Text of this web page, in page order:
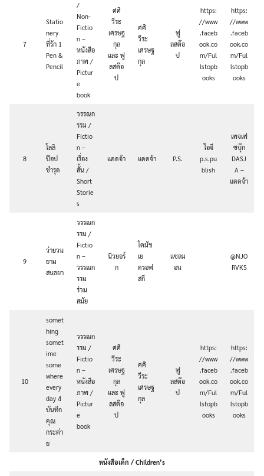
7
Statio
nery
ที่รัก 1
Pen &
Pencil
/
Non-
Fictio
n –
หนังสือ
ภาพ /
Pictur
e
book
ศศิ
วีระ
เศรษฐ
กุล
และ ฟู
ลสต๊อ
ป
ศศิ
วีระ
เศรษฐ
กุล
ฟู
ลสต๊อ
ป
https:
//www
.faceb
ook.co
m/Ful
lstopb
ooks
https:
//www
.faceb
ook.co
m/Ful
lstopb
ooks
8
โลลิ
ป๊อป
ชำรุด
วรรณก
รรม /
Fictio
n –
เรื่อง
สั้น /
Short
Storie
s
แดดจ้า แดดจ้า P.S.
ไอจี
p.s.pu
blish
เพจเฟ
ซบุ๊ก
DASJ
A –
แดดจ้า
9
ว่ายวน
ยาม
สนธยา
วรรณก
รรม /
Fictio
n –
วรรณก
รรม
ร่วม
สมัย
นิวยอร์
ก
โตมัช
เย
ดรอฟ
สกี
แซลม
อน
@NJO
RVKS
10
somet
hing
somet
ime
some
where
every
day 4
บันทึก
คุณ
กระต่า
ย
วรรณก
รรม /
Fictio
n –
หนังสือ
ภาพ /
Pictur
e
book
ศศิ
วีระ
เศรษฐ
กุล
และ ฟู
ลสต๊อ
ป
ศศิ
วีระ
เศรษฐ
กุล
ฟู
ลสต๊อ
ป
https:
//www
.faceb
ook.co
m/Ful
lstopb
ooks
https:
//www
.faceb
ook.co
m/Ful
lstopb
ooks
หนังสือเด็ก / Children’s